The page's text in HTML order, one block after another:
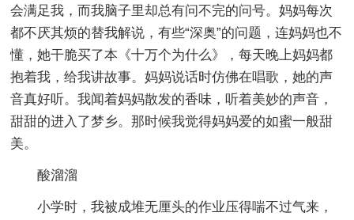
会满足我，而我脑子里却总有问不完的问号。妈妈每次
都不厌其烦的替我解说，有些“深奥”的问题，连妈妈也不
懂，她干脆买了本《十万个为什么》，每天晚上妈妈都
抱着我，给我讲故事。妈妈说话时仿佛在唱歌，她的声
音真好听。我闻着妈妈散发的香味，听着美妙的声音，
甜甜的进入了梦乡。那时候我觉得妈妈爱的如蜜一般甜
美。
酸溜溜
小学时，我被成堆无厘头的作业压得喘不过气来，